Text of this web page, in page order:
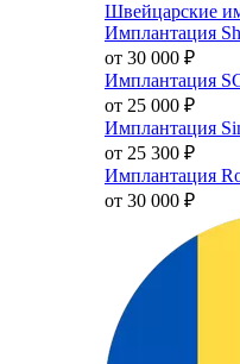
Швейцарские
Имплантация
от 30 000 ₽
Имплантация
от 25 000 ₽
Имплантация
от 25 300 ₽
Имплантация
от 30 000 ₽